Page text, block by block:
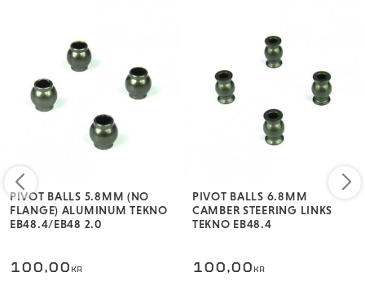
PIVOT BALLS 5.8MM (NO
FLANGE) ALUMINUM TEKNO
EB48.4/EB48 2.0
100,00 KR
PIVOT BALLS 6.8MM
CAMBER STEERING LINKS
TEKNO EB48.4
100,00 KR